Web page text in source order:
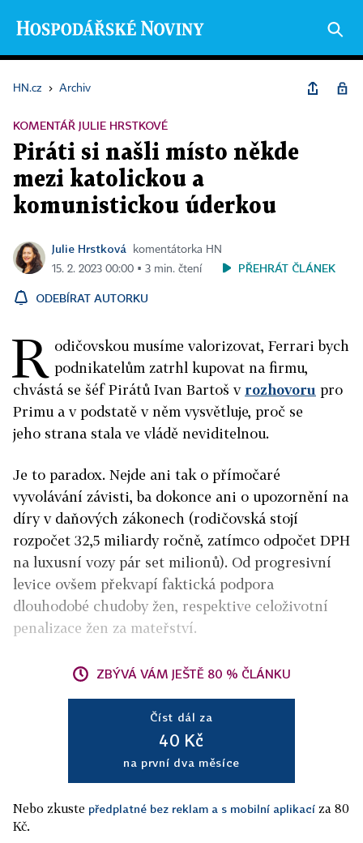
HN.cz › Archiv
KOMENTÁŘ JULIE HRSTKOVÉ
Piráti si našli místo někde
mezi katolickou a
komunistickou úderkou
Julie Hrstková
komentátorka HN
15. 2. 2023 00:00 ▪ 3 min. čtení
PŘEHRÁT ČLÁNEK
ODEBÍRAT AUTORKU
R odičovskou musíme valorizovat, Ferrari bych
podnikatelům zatrhl kupovat na firmu,
chvástá se šéf Pirátů Ivan Bartoš v rozhovoru pro
Primu a v podstatě v něm vysvětluje, proč se
jeho strana stala ve vládě neviditelnou.
Je to paradox. Nejde ani tak o přímočaré
vyvolávání závisti, ba dokonce ani o upozornění na
díry v daňových zákonech (rodičovská stojí
rozpočet 32,5 miliardy ročně, zatímco odpočet DPH
na luxusní vozy pár set milionů). Od progresivní
levice ovšem překvapí faktická podpora
dlouhodobé chudoby žen, respektive celoživotní
penalizace žen za mateřství.
ZBÝVÁ VÁM JEŠTĚ 80 % ČLÁNKU
Číst dál za
40 Kč
na první dva měsíce
Nebo zkuste předplatné bez reklam a s mobilní aplikací za 80
Kč.